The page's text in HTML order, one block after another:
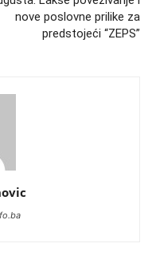
nove poslovne prilike za
predstojeći “ZEPS”